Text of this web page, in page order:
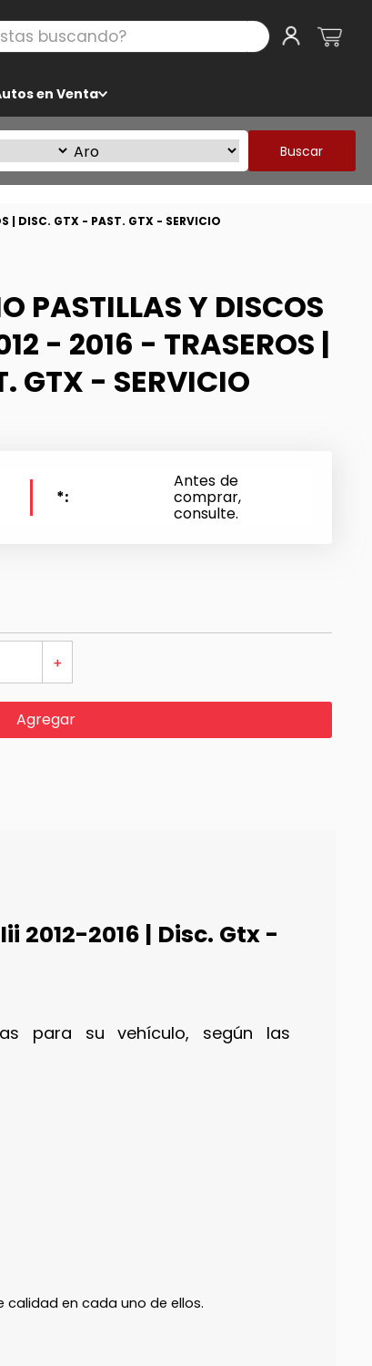
buscando?
en Venta
Buscar
| DISC. GTX - PAST. GTX - SERVICIO
PASTILLAS Y DISCOS
- 2016 - TRASEROS |
GTX - SERVICIO
*
Antes de
comprar,
consulte.
＋
Agregar
2012-2016 | Disc. Gtx -
para su vehículo, según las
calidad en cada uno de ellos.